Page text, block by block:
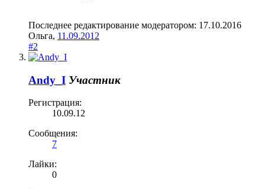
Последнее редактирование модератором: 17.10.2016
Ольга, 11.09.2012
#2
Andy_I Участник
Регистрация:
10.09.12
Сообщения:
7
Лайки:
0